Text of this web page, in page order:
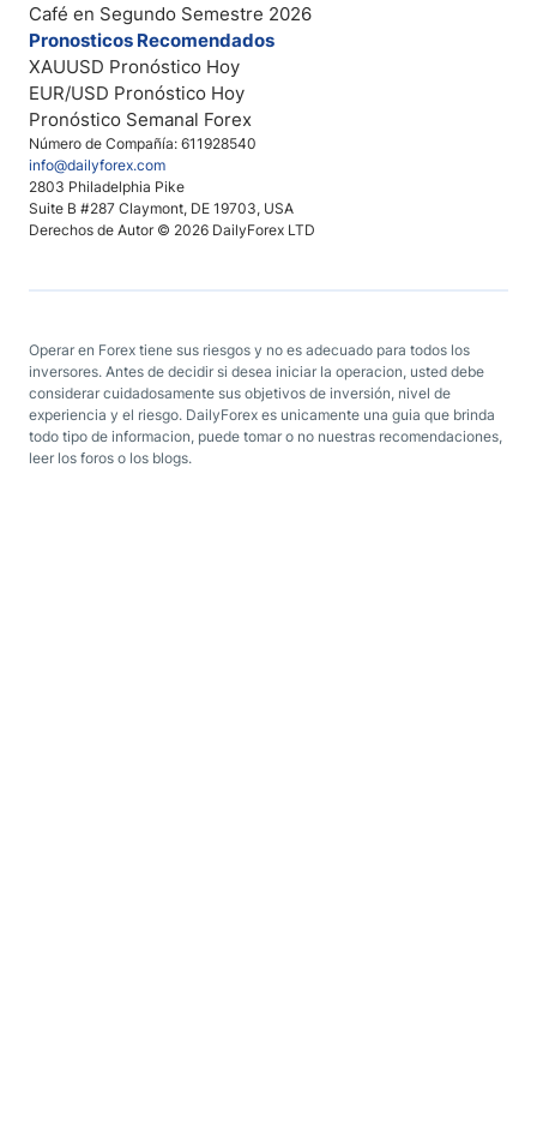
Número de Compañía: 611928540
info@dailyforex.com
2803 Philadelphia Pike
Suite B #287 Claymont, DE 19703, USA
Derechos de Autor © 2026 DailyForex LTD
Café en Segundo Semestre 2026
Pronosticos Recomendados
XAUUSD Pronóstico Hoy
EUR/USD Pronóstico Hoy
Pronóstico Semanal Forex
Operar en Forex tiene sus riesgos y no es adecuado para todos los
inversores. Antes de decidir si desea iniciar la operacion, usted debe
considerar cuidadosamente sus objetivos de inversión, nivel de
experiencia y el riesgo. DailyForex es unicamente una guia que brinda
todo tipo de informacion, puede tomar o no nuestras recomendaciones,
leer los foros o los blogs.